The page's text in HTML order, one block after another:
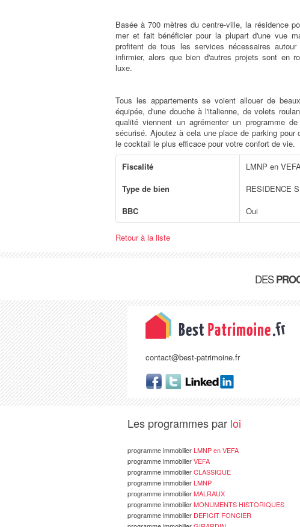
Basée à 700 mètres du centre-ville, la résidence
mer et fait bénéficier pour la plupart d'une vue
profitent de tous les services nécessaires
infirmier, alors que bien d'autres projets sont en
luxe.
Tous les appartements se voient allouer de
équipée, d'une douche à l'italienne, de volets
qualité viennent un agrémenter un programme
sécurisé. Ajoutez à cela une place de parking pour
le cocktail le plus efficace pour votre confort de vie.
Fiscalité
LMNP en
Type de bien
RESIDENCE
BBC
Oui
Retour à la liste
DES
contact@best-patrimoine.fr
Les programmes par loi
programme immobilierLMNP en VEFA
programme immobilierVEFA
programme immobilierCLASSIQUE
programme immobilierLMNP
programme immobilierMALRAUX
programme immobilierMONUMENTS HISTORIQUES
programme immobilier DEFICIT FONCIER